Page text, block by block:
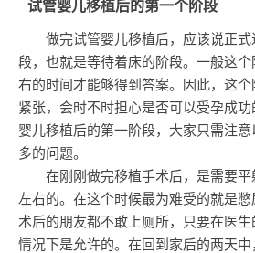
试管婴儿移植后的第一个阶段
做完试管婴儿移植后，应该说正
段，也就是等待着床的阶段。一般这
右的时间才能够得到答案。因此，这
紧张，会时不时担心是否可以受孕成
婴儿移植后的第一阶段，大家只需注
多的问题。
在刚刚做完移植手术后，是需要
左右的。在这个时候最为难受的就是
术后的朋友都不敢上厕所，只要在医
情况下是允许的。在回到家后的两天